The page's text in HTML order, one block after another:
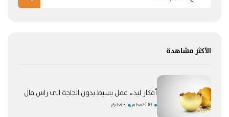
الأكثر مشاهدة
أفكار لبدء عمل بسيط بدون الحاجة الى راس مال
10 أغسطس 3 تعليق